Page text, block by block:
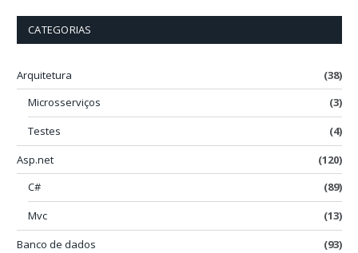
CATEGORIAS
Arquitetura
(38)
Microsserviços
(3)
Testes
(4)
Asp.net
(120)
C#
(89)
Mvc
(13)
Banco de dados
(93)